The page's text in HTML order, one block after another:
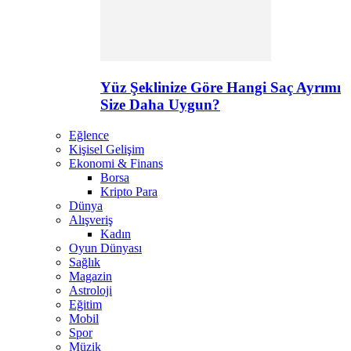
Yüz Şeklinize Göre Hangi Saç Ayrımı
Size Daha Uygun?
Eğlence
Kişisel Gelişim
Ekonomi & Finans
Borsa
Kripto Para
Dünya
Alışveriş
Kadın
Oyun Dünyası
Sağlık
Magazin
Astroloji
Eğitim
Mobil
Spor
Müzik